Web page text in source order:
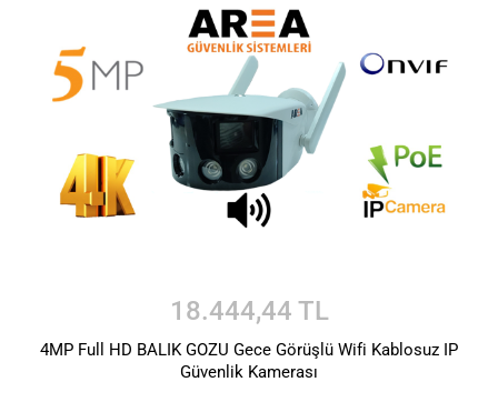
18.444,44 TL
4MP Full HD BALIK GOZU Gece Görüşlü Wifi Kablosuz IP
Güvenlik Kamerası